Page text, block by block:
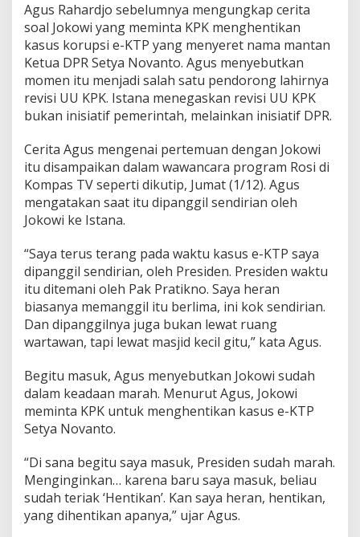
a
n
g
g
a
H
a
r
r
t
o
:
a
t
a
i
G
o
l
k
r
I
t
u
r
b
a
n
Agus Rahardjo sebelumnya mengungkap cerita
soal Jokowi yang meminta KPK menghentikan
kasus korupsi e-KTP yang menyeret nama mantan
Ketua DPR Setya Novanto. Agus menyebutkan
momen itu menjadi salah satu pendorong lahirnya
revisi UU KPK. Istana menegaskan revisi UU KPK
bukan inisiatif pemerintah, melainkan inisiatif DPR.
Cerita Agus mengenai pertemuan dengan Jokowi
itu disampaikan dalam wawancara program Rosi di
Kompas TV seperti dikutip, Jumat (1/12). Agus
mengatakan saat itu dipanggil sendirian oleh
Jokowi ke Istana.
“Saya terus terang pada waktu kasus e-KTP saya
dipanggil sendirian, oleh Presiden. Presiden waktu
itu ditemani oleh Pak Pratikno. Saya heran
biasanya memanggil itu berlima, ini kok sendirian.
Dan dipanggilnya juga bukan lewat ruang
wartawan, tapi lewat masjid kecil gitu,” kata Agus.
Begitu masuk, Agus menyebutkan Jokowi sudah
dalam keadaan marah. Menurut Agus, Jokowi
meminta KPK untuk menghentikan kasus e-KTP
Setya Novanto.
“Di sana begitu saya masuk, Presiden sudah marah.
Menginginkan… karena baru saya masuk, beliau
sudah teriak ‘Hentikan’. Kan saya heran, hentikan,
yang dihentikan apanya,” ujar Agus.